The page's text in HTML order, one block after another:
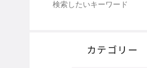
カテゴリー